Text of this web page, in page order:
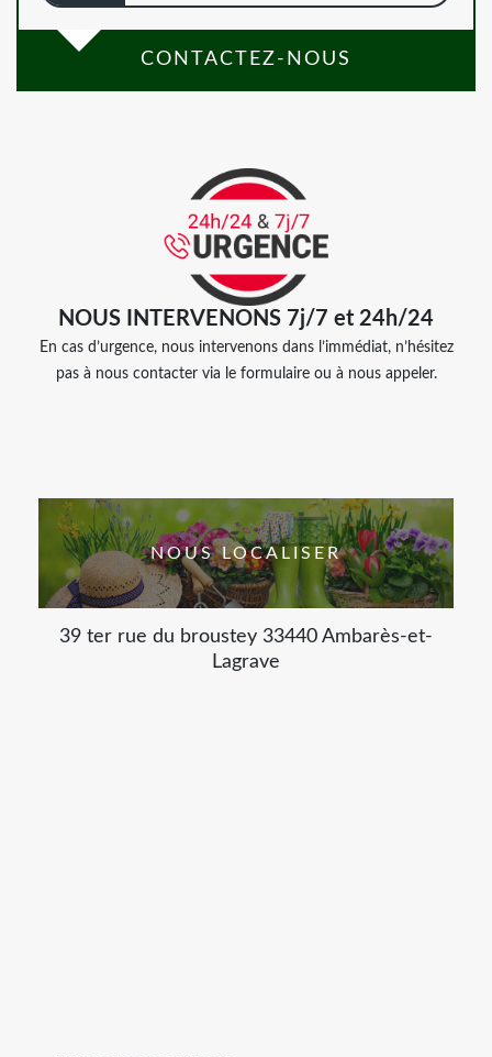
CONTACTEZ-NOUS
NOUS INTERVENONS 7j/7 et 24h/24
En cas d’urgence, nous intervenons dans l’immédiat, n’hésitez
pas à nous contacter via le formulaire ou à nous appeler.
NOUS LOCALISER
39 ter rue du broustey 33440 Ambarès-et-
Lagrave